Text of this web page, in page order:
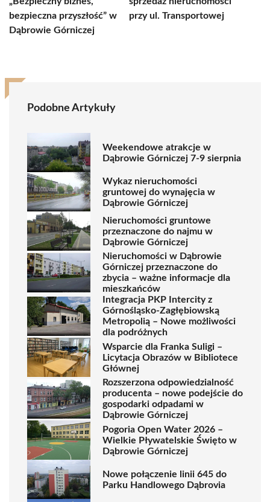
bezpieczna przyszłość” w
Dąbrowie Górniczej
przy ul. Transportowej
Podobne Artykuły
Weekendowe atrakcje w
Dąbrowie Górniczej 7-9 sierpnia
Wykaz nieruchomości
gruntowej do wynajęcia w
Dąbrowie Górniczej
Nieruchomości gruntowe
przeznaczone do najmu w
Dąbrowie Górniczej
Nieruchomości w Dąbrowie
Górniczej przeznaczone do
zbycia – ważne informacje dla
mieszkańców
Integracja PKP Intercity z
Górnośląsko-Zagłębiowską
Metropolią – Nowe możliwości
dla podróżnych
Wsparcie dla Franka Suligi –
Licytacja Obrazów w Bibliotece
Głównej
Rozszerzona odpowiedzialność
producenta – nowe podejście do
gospodarki odpadami w
Dąbrowie Górniczej
Pogoria Open Water 2026 –
Wielkie Pływatelskie Święto w
Dąbrowie Górniczej
Nowe połączenie linii 645 do
Parku Handlowego Dąbrovia